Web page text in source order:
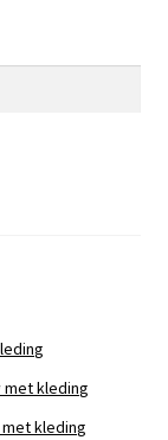
met kleding
kleding